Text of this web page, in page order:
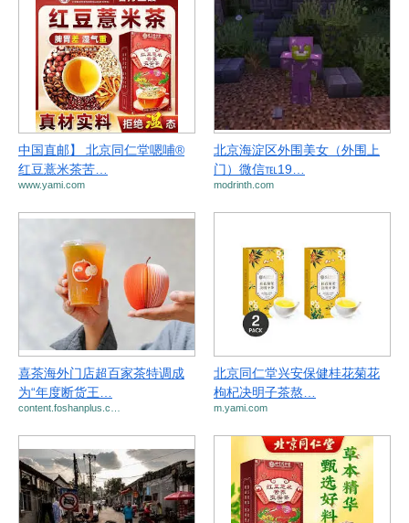
中国直邮】 北京同仁堂嗯哺®
红豆薏米茶苦…
www.yami.com
北京海淀区外围美女（外围上
门）微信℡19…
modrinth.com
喜茶海外门店超百家茶特调成
为“年度断货王…
content.foshanplus.c…
北京同仁堂兴安保健桂花菊花
枸杞决明子茶熬…
m.yami.com